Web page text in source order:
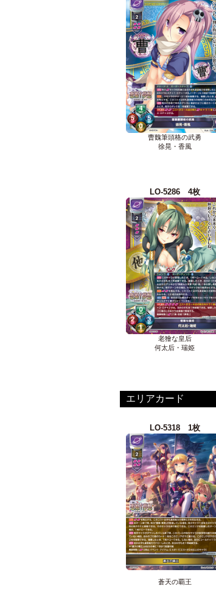
曹魏筆頭格の武勇
徐晃・香風
LO-5286 4枚
老獪な皇后
何太后・瑞姫
エリアカード
LO-5318 1枚
蒼天の覇王